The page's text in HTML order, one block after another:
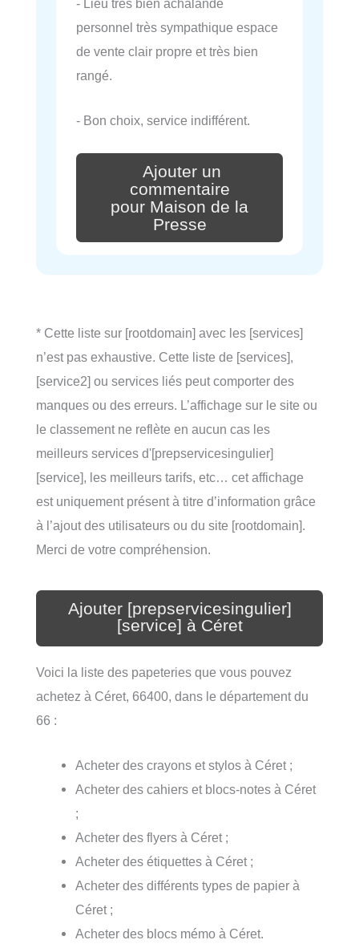
- Lieu très bien achalandé
personnel très sympathique espace
de vente clair propre et très bien
rangé.
- Bon choix, service indifférent.
Ajouter un
commentaire
pour Maison de la
Presse
* Cette liste sur [rootdomain] avec les [services]
n’est pas exhaustive. Cette liste de [services],
[service2] ou services liés peut comporter des
manques ou des erreurs. L’affichage sur le site ou
le classement ne reflète en aucun cas les
meilleurs services d'[prepservicesingulier]
[service], les meilleurs tarifs, etc… cet affichage
est uniquement présent à titre d’information grâce
à l’ajout des utilisateurs ou du site [rootdomain].
Merci de votre compréhension.
Ajouter [prepservicesingulier]
[service] à Céret
Voici la liste des papeteries que vous pouvez
achetez à Céret, 66400, dans le département du
66 :
Acheter des crayons et stylos à Céret ;
Acheter des cahiers et blocs-notes à Céret
;
Acheter des flyers à Céret ;
Acheter des étiquettes à Céret ;
Acheter des différents types de papier à
Céret ;
Acheter des blocs mémo à Céret.